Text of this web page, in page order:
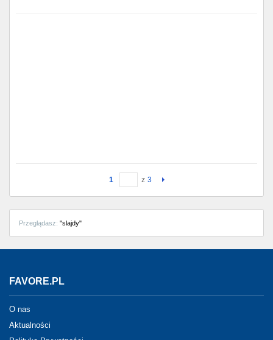
1 z 3
Przeglądasz: "slajdy"
FAVORE.PL
O nas
Aktualności